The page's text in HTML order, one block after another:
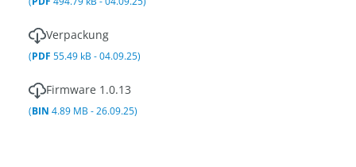
Verpackung
(PDF 55.49 kB - 04.09.25)
Firmware 1.0.13
(BIN 4.89 MB - 26.09.25)